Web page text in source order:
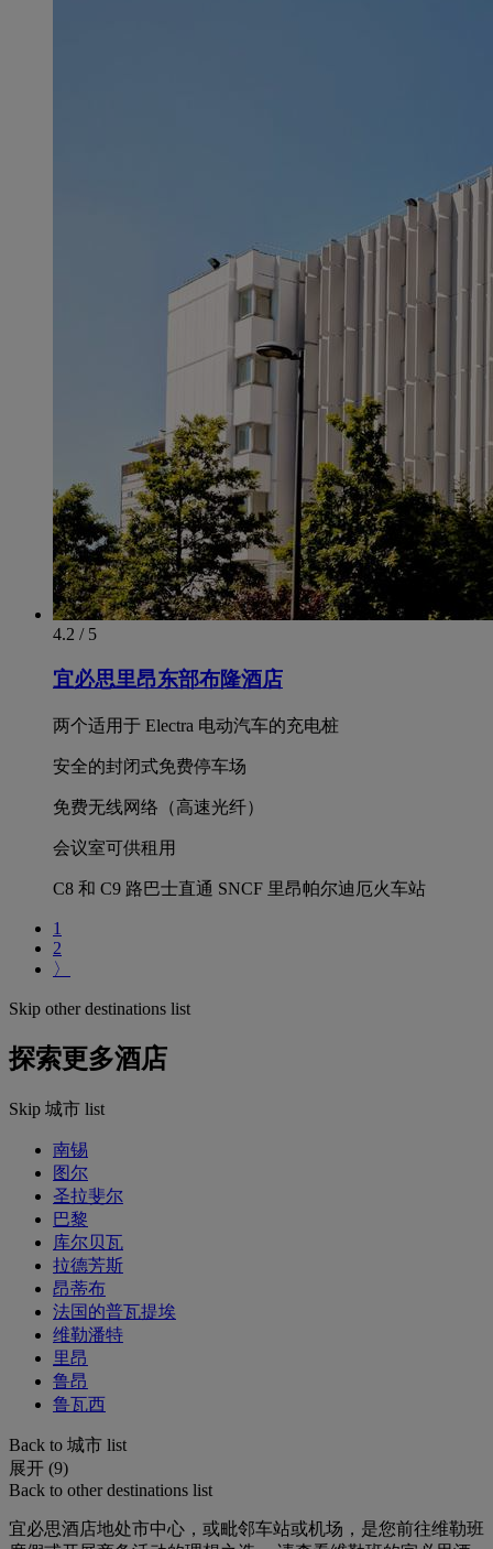
4.2 / 5
宜必思里昂东部布隆酒店
两个适用于 Electra 电动汽车的充电桩
安全的封闭式免费停车场
免费无线网络（高速光纤）
会议室可供租用
C8 和 C9 路巴士直通 SNCF 里昂帕尔迪厄火车站
1
2
〉
Skip other destinations list
探索更多酒店
Skip 城市 list
南锡
图尔
圣拉斐尔
巴黎
库尔贝瓦
拉德芳斯
昂蒂布
法国的普瓦提埃
维勒潘特
里昂
鲁昂
鲁瓦西
Back to 城市 list
展开 (9)
Back to other destinations list
宜必思酒店地处市中心，或毗邻车站或机场，是您前往维勒班